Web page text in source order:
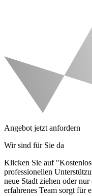
Angebot jetzt anfordern
Wir sind für Sie da
Klicken Sie auf
professionellen
neue Stadt ziehen oder
erfahrenes Team sorgt für